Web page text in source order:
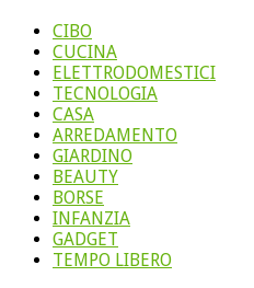
CIBO
CUCINA
ELETTRODOMESTICI
TECNOLOGIA
CASA
ARREDAMENTO
GIARDINO
BEAUTY
BORSE
INFANZIA
GADGET
TEMPO LIBERO